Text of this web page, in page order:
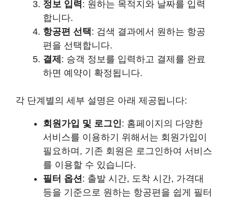
정보 입력 : 원하는 목적지와 날짜를 입력
합니다.
항공편 선택: 검색 결과에서 원하는 항공
편을 선택합니다.
결제 : 승객 정보를 입력하고 결제를 완료
하면 예약이 확정됩니다.
각 단계별의 세부 설명은 아래 제공됩니다:
회원가입 및 로그인: 홈페이지의 다양한
서비스를 이용하기 위해서는 회원가입이
필요하며, 기존 회원은 로그인하여 서비스
를 이용할 수 있습니다.
필터 옵션: 출발 시간, 도착 시간, 가격대
등을 기준으로 원하는 항공편을 쉽게 필터